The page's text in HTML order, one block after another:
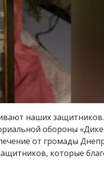
наших защитников.
обороны
от громады
которые